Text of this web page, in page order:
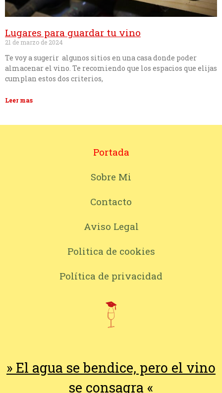
Lugares para guardar tu vino
21 de marzo de 2024
Te voy a sugerir algunos sitios en una casa donde poder
almacenar el vino. Te recomiendo que los espacios que elijas
cumplan estos dos criterios,
Leer mas
Portada
Sobre Mi
Contacto
Aviso Legal
Politica de cookies
Política de privacidad
» El agua se bendice, pero el vino
se consagra «